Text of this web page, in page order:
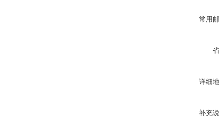
常用
详细
补充